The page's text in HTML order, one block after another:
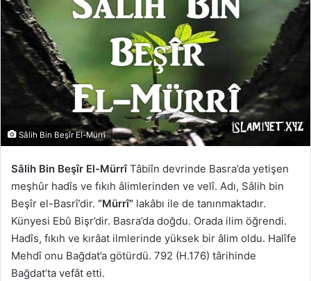
Sâlih Bin Beşîr El-Mürrî
Sâlih Bin Beşîr El-MürrîTâbiîn devrinde Basra’da yetişen
meşhûr hadîs ve fıkıh âlimlerinden ve velî. Adı, Sâlih bin
Beşîr el-Basrî’dir. “Mürrî” lakâbı ile de tanınmaktadır.
Künyesi Ebû Bişr’dir. Basra’da doğdu. Orada ilim öğrendi.
Hadîs, fıkıh ve kırâat ilmlerinde yüksek bir âlim oldu. Halîfe
Mehdî onu Bağdat’a götürdü. 792 (H.176) târihinde
Bağdat’ta vefât etti.